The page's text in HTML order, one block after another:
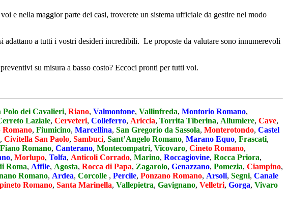
e nella maggior parte dei casi, troverete un sistema ufficiale da gestire nel modo
a tutti i vostri desideri incredibili. Le proposte da valutare sono innumerevoli
su misura a basso costo? Eccoci pronti per tutti voi.
Polo dei Cavalieri, Riano, Valmontone, Vallinfreda, Montorio Romano,
Laziale, Cerveteri, Colleferro, Ariccia, Torrita Tiberina, Allumiere, Cave,
Romano, Fiumicino, Marcellina, San Gregorio da Sassola, Monterotondo, Castel
, Civitella San Paolo, Sambuci, Sant’Angelo Romano, Marano Equo, Frascati,
Fiano Romano, Canterano, Montecompatri, Vicovaro, Cineto Romano,
, Morlupo, Tolfa, Anticoli Corrado, Marino, Roccagiovine, Rocca Priora,
Roma, Affile, Agosta, Rocca di Papa, Zagarolo, Genazzano, Pomezia, Ciampino,
Romano, Ardea, Corcolle , Percile, Ponzano Romano, Arsoli, Segni, Canale
Romano, Santa Marinella, Vallepietra, Gavignano, Velletri, Gorga, Vivaro